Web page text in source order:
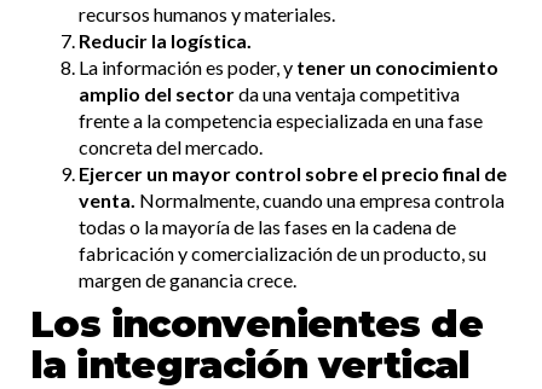
recursos humanos y materiales.
Reducir la logística.
La información es poder, y tener un conocimiento
amplio del sectorda una ventaja competitiva
frente a la competencia especializada en una fase
concreta del mercado.
Ejercer un mayor control sobre el precio final de
venta. Normalmente, cuando una empresa controla
todas o la mayoría de las fases en la cadena de
fabricación y comercialización de un producto, su
margen de ganancia crece.
Los inconvenientes de
la integración vertical